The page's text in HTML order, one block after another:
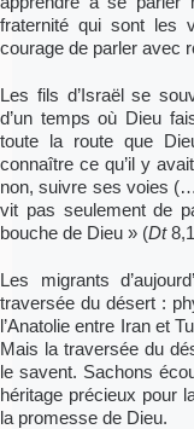
fraternité qui sont les
courage de parler avec
Les fils d’Israël se
d’un temps où Dieu
toute la route que
connaître ce qu’il y
non, suivre ses voies
vit pas seulement de
bouche de Dieu » (Dt
Les migrants
traversée du désert :
l’Anatolie entre Iran et
Mais la traversée du
le savent. Sachons
héritage précieux pour
la promesse de Dieu.